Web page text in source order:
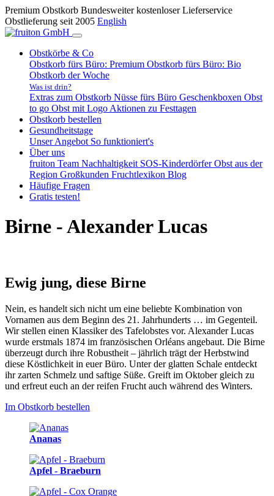
Premium Obstkorb Bundesweiter kostenloser Lieferservice
Obstlieferung seit 2005 English
Obstkörbe & Co
Obstkorb fürs Büro: Premium Obstkorb fürs Büro: Bio
Obstkorb der Woche
Was ist drin?
Extras zum Obstkorb Nüsse fürs Büro Geschenkboxen Obst
to go Obst mit Logo Aktionen zu Festtagen
Obstkorb bestellen
Gesundheitstage
Unser Angebot So funktioniert's
Über uns
fruiton Team Nachhaltigkeit SOS-KinderdörferObst aus der
Region Großkunden Fruchtlexikon Blog
Häufige Fragen
Gratis testen!
Birne - Alexander Lucas
Ewig jung, diese Birne
Nein, es handelt sich nicht um eine beliebte Kombination von
Vornamen aus dem Beginn des 21. Jahrhunderts … im Gegenteil.
Wir stellen einen Klassiker des Tafelobstes vor. Alexander Lucas
wurde erstmals 1874 im französischen Orléans angebaut. Die Birne
überzeugt durch ihre Robustheit – jährlich trägt der Herbstwind
diese Köstlichkeit in euer Büro. Unter der glatten Schale entdeckt
ihr zarten Schmelz und saftige Süße. Greift im Oktober gleich zu
und erfreut euch an der reifen Frucht auch während des Winters.
Im Obstkorb bestellen
Ananas
Apfel - Braeburn